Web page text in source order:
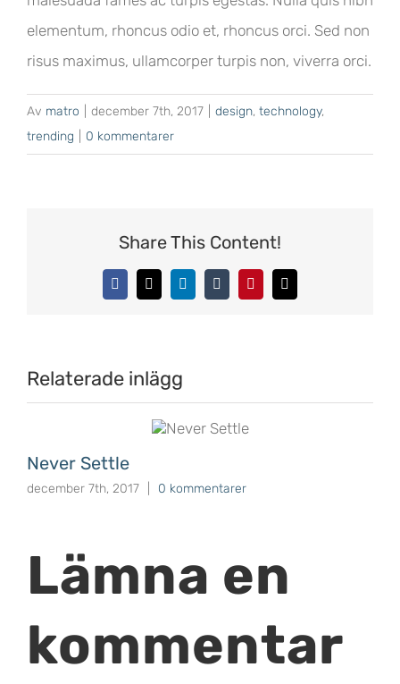
elementum, rhoncus odio et, rhoncus orci. Sed non
risus maximus, ullamcorper turpis non, viverra orci.
Av matro december 7th, 2017 design, technology,
trending
0 kommentarer
Share This Content!
Facebook
X LinkedInTumblrPinterest
E-
post
Relaterade inlägg
Never Settle
december 7th, 2017 0 kommentarer
Lämna en
kommentar